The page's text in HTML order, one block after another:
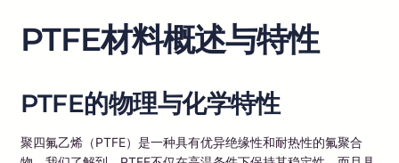
PTFE材料概述与特性
PTFE的物理与化学特性
聚四氟乙烯（PTFE）是一种具有优异绝缘性和耐热性的氟聚合